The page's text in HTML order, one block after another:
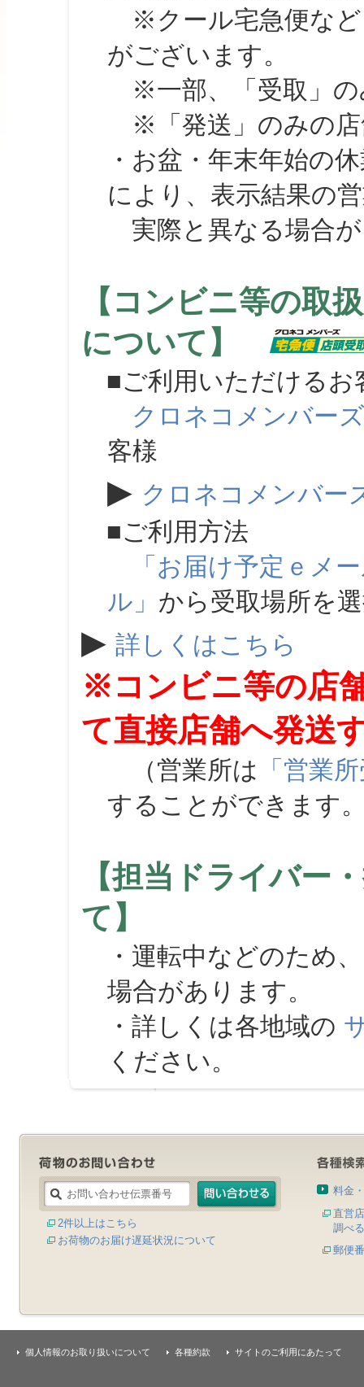
※クール宅急便など
がございます。
※一部、「受取」の
※「発送」のみの店
・お盆・年末年始の
により、表示結果の
実際と異なる場合が
【コンビニ等の取
について】
■ご利用いただけるお
クロネコメンバーズ
客様
▶ クロネコメンバー
■ご利用方法
「お届け予定ｅメ
ル」 から受取場所を
▶ 詳しくはこちら
※コンビニ等の店
て直接店舗へ発送
（営業所は 「営業
することができます
【担当ドライバー
て】
・運転中などのため
場合があります。
・詳しくは各地域の
ください。
2件以上はこちら
お荷物のお届け遅延状況について
料金
直営
調べる
郵便
個人情報のお取り扱いについて 各種約款 サイトのご利用にあたって